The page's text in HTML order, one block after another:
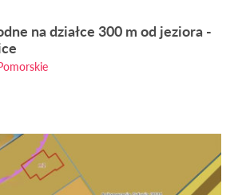
na działce 300 m od jeziora -